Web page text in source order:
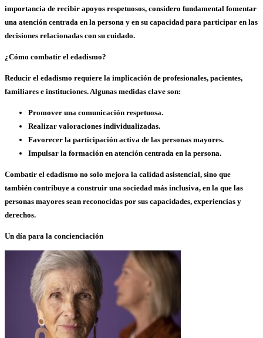
importancia de recibir apoyos respetuosos, considero fundamental fomentar
una atención centrada en la persona y en su capacidad para participar en las
decisiones relacionadas con su cuidado.
¿Cómo combatir el edadismo?
Reducir el edadismo requiere la implicación de profesionales, pacientes,
familiares e instituciones. Algunas medidas clave son:
Promover una comunicación respetuosa.
Realizar valoraciones individualizadas.
Favorecer la participación activa de las personas mayores.
Impulsar la formación en atención centrada en la persona.
Combatir el edadismo no solo mejora la calidad asistencial, sino que
también contribuye a construir una sociedad más inclusiva, en la que las
personas mayores sean reconocidas por sus capacidades, experiencias y
derechos.
Un día para la concienciación